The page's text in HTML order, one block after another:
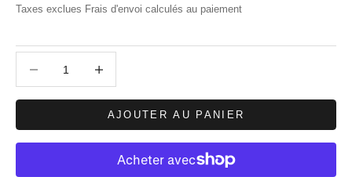
Taxes exclues Frais d'envoi calculés au paiement
AJOUTER AU PANIER